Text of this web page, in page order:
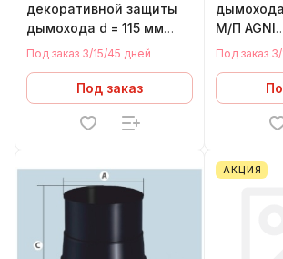
декоративной защиты
дымохода d = 115 мм
AGNI ЭМАЛИРОВАННЫЙ
Под заказ 3/15/45 дней
Под заказ
М/П AGNI
Под заказ
АКЦИЯ